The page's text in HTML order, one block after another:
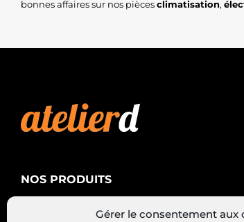
Gérer le consentement aux
bonnes affaires sur nos piècesclimatisation,
NOS PRODUITS